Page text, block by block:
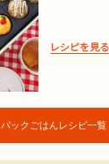
パックごはんレシピ一覧